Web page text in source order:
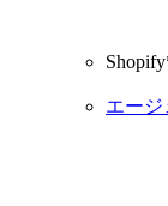
エージ